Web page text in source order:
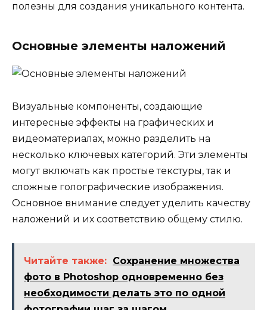
полезны для создания уникального контента.
Основные элементы наложений
Визуальные компоненты, создающие
интересные эффекты на графических и
видеоматериалах, можно разделить на
несколько ключевых категорий. Эти элементы
могут включать как простые текстуры, так и
сложные голографические изображения.
Основное внимание следует уделить качеству
наложений и их соответствию общему стилю.
Читайте также: Сохранение множества
фото в Photoshop одновременно без
необходимости делать это по одной